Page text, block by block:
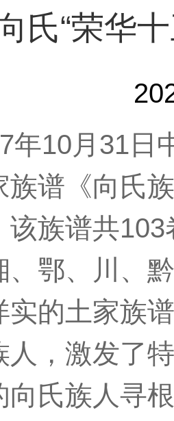
氏“荣华
年10月 31 日
族谱《向氏
该族谱共103
、鄂、川、
实的土家族
人，激发了
向氏族人寻